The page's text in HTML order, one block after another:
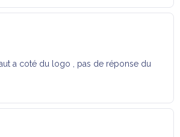
a coté du logo , pas de réponse du